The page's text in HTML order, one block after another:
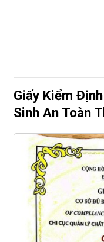
Giấy Kiểm
Sinh An Toàn